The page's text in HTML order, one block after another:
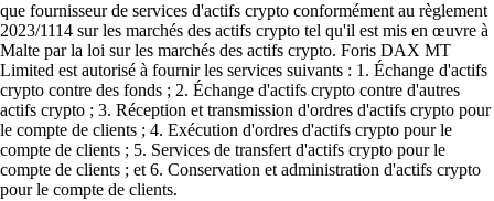
que fournisseur de services d'actifs crypto conformément au règlement
2023/1114 sur les marchés des actifs crypto tel qu'il est mis en œuvre à
Malte par la loi sur les marchés des actifs crypto. Foris DAX MT
Limited est autorisé à fournir les services suivants : 1. Échange d'actifs
crypto contre des fonds ; 2. Échange d'actifs crypto contre d'autres
actifs crypto ; 3. Réception et transmission d'ordres d'actifs crypto pour
le compte de clients ; 4. Exécution d'ordres d'actifs crypto pour le
compte de clients ; 5. Services de transfert d'actifs crypto pour le
compte de clients ; et 6. Conservation et administration d'actifs crypto
pour le compte de clients.